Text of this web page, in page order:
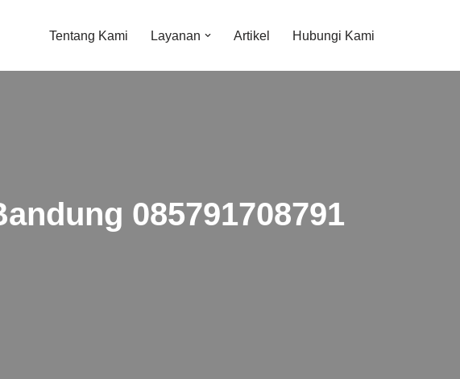
Tentang Kami Layanan Artikel Hubungi Kami
085791708791